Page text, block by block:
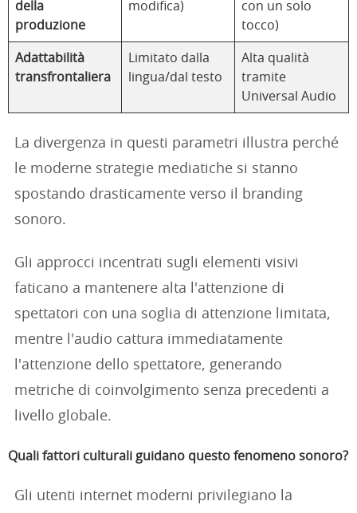
della
produzione
modifica)
con un solo
tocco)
Adattabilità
transfrontaliera
Limitato dalla
lingua/dal testo
Alta qualità
tramite
Universal Audio
La divergenza in questi parametri illustra perché
le moderne strategie mediatiche si stanno
spostando drasticamente verso il branding
sonoro.
Gli approcci incentrati sugli elementi visivi
faticano a mantenere alta l'attenzione di
spettatori con una soglia di attenzione limitata,
mentre l'audio cattura immediatamente
l'attenzione dello spettatore, generando
metriche di coinvolgimento senza precedenti a
livello globale.
Quali fattori culturali guidano questo fenomeno sonoro?
Gli utenti internet moderni privilegiano la